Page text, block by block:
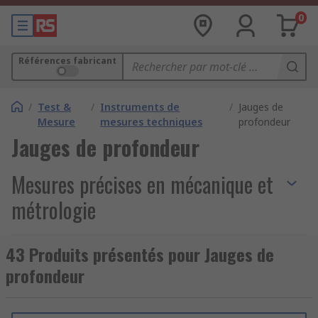
0
Références fabricant
/ Test &
Mesure
/ Instruments de
mesures techniques
/ Jauges de
profondeur
Jauges de profondeur
Mesures précises en mécanique et
métrologie
Lesjauges de profondeur
instruments
de mesurepermettant demesurer la
profondeurd’
au millimètre. Utilisées enmétrologie, en
43 Produits présentés pour Jauges de
profondeur